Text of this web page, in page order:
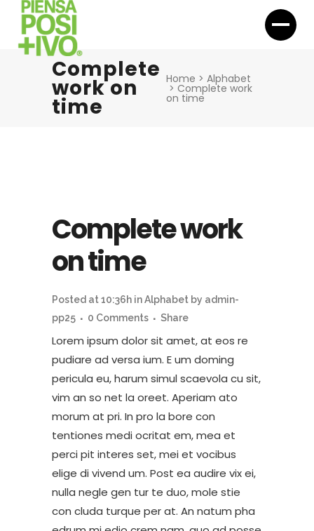
Complete
work on
time
Home > Alphabet
> Complete work
on time
Complete work
on time
Posted at 10:36h inAlphabet by admin-
pp25
0 Comments Share
Lorem ipsum dolor sit amet, at eos re
pudiare ad versa ium. E um doming
pericula eu, harum simul scaevola cu sit,
vim an so net la oreet. Aperiam ato
morum at pri. In pro la bore con
tentiones medi ocritat em, mea et
perci pit interes set, mei et vocibus
elige di vivend um. Post ea audire vix ei,
nulla negle gen tur te duo, mole stie
con cluda turque per at. An natum pha